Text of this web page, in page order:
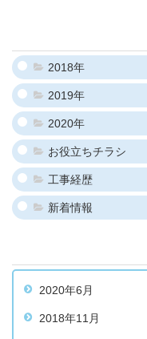
2018年
2019年
2020年
お役立ちチラシ
工事経歴
新着情報
2020年6月
2018年11月